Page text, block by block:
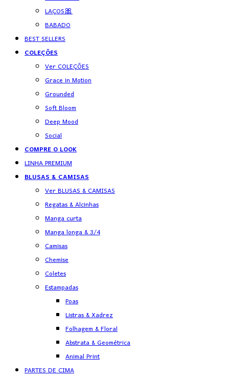
LAÇOS🎀
BABADO
BEST SELLERS
COLEÇÕES
Ver COLEÇÕES
Grace in Motion
Grounded
Soft Bloom
Deep Mood
Social
COMPRE O LOOK
LINHA PREMIUM
BLUSAS & CAMISAS
Ver BLUSAS & CAMISAS
Regatas & Alcinhas
Manga curta
Manga longa & 3/4
Camisas
Chemise
Coletes
Estampadas
Poas
Listras & Xadrez
Folhagem & Floral
Abstrata & Geométrica
Animal Print
PARTES DE CIMA